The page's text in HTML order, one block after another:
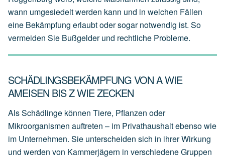
wann umgesiedelt werden kann und in welchen Fällen
eine Bekämpfung erlaubt oder sogar notwendig ist. So
vermeiden Sie Bußgelder und rechtliche Probleme.
SCHÄDLINGSBEKÄMPFUNG VON A WIE
AMEISEN BIS Z WIE ZECKEN
Als Schädlinge können Tiere, Pflanzen oder
Mikroorganismen auftreten – im Privathaushalt ebenso wie
im Unternehmen. Sie unterscheiden sich in ihrer Wirkung
und werden von Kammerjägern in verschiedene Gruppen